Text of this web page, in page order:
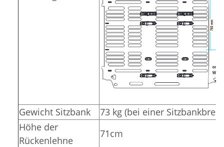
Gewicht Sitzbank
73 kg (bei einer
Höhe der
Rückenlehne
71cm